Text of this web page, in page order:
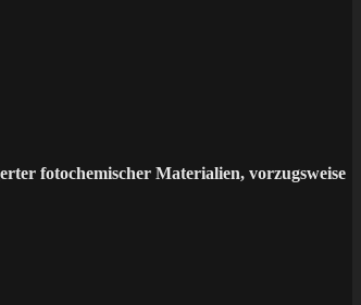
fotochemischer Materialien, vorzugsweise